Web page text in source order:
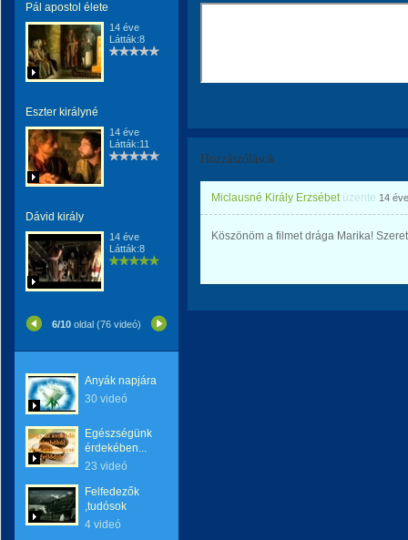
Pál apostol élete
14 éve
Látták:8
Eszter királyné
14 éve
Látták:11
Dávid király
14 éve
Látták:8
6/10 oldal (76 videó)
Anyák napjára
30 videó
Egészségünk
érdekében...
23 videó
Felfedezők
,tudósok
4 videó
Hozzászólások
Miclausné Király Erzsébetüzente 14 éve
Köszönöm a filmet drága Marika!